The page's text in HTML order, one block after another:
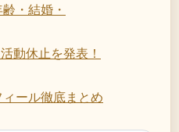
・結婚・
動休止を発表！
ール徹底まとめ